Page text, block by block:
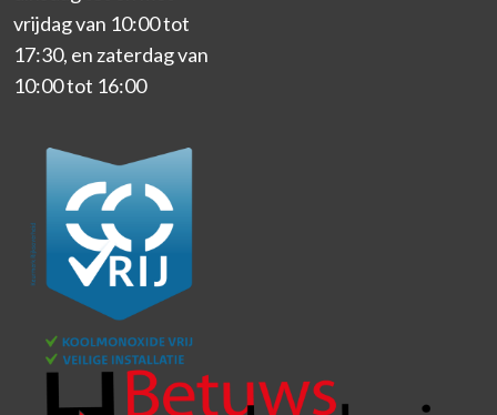
vrijdag van 10:00 tot
17:30, en zaterdag van
10:00 tot 16:00